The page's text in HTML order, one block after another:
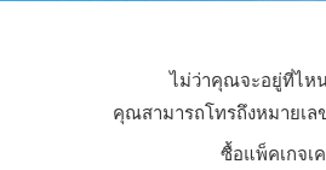
ไม่ว่าคุณจะอยู่ที่ไห
คุณสามารถโทรถึงหมายเล
ซื้อแพ็คเกจเ